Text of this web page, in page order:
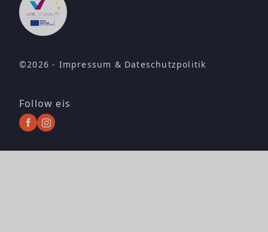
©2026 - Impressum & Dateschutzpolitik
Follow eis